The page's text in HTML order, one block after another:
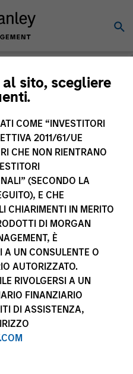
sito, scegliere
COME “INVESTITORI
2011/61/UE
CHE NON RIENTRANO
(SECONDO LA
E CHE
CHIARIMENTI IN MERITO
DI MORGAN
È
A UN CONSULENTE O
AUTORIZZATO.
RIVOLGERSI A UN
FINANZIARIO
DI ASSISTENZA,
carattere promozionale.
un indicatore affidabile dei
aumentare o diminuire
Tutti i dati di
base al valore del
delle spese, e non
e gli oneri relativi
quote. Tutti i dati relativi
tratti da Morgan